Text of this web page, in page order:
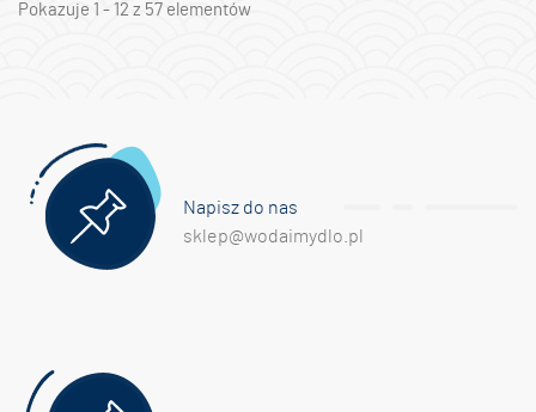
Pokazuje 1 - 12 z 57 elementów
Napisz do nas
sklep@wodaimydlo.pl